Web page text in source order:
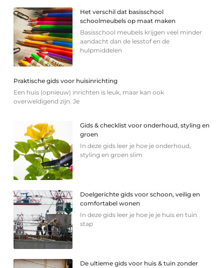
Het verschil dat basisschool
schoolmeubels op maat maken
Basisschool meubels krijgen veel minder
aandacht dan de lesstof en de
hulpmiddelen
Praktische gids voor huisinrichting
Een huis (opnieuw) inrichten is leuk, maar kan ook
overweldigend zijn. Je
Gids & checklist voor onderhoud, styling en
groen
In deze gids leer je hoe je onderhoud,
styling en groen slim
Doelgerichte gids voor schoon, veilig en
comfortabel wonen
In deze gids leer je hoe je je huis en tuin
stap
De ultieme gids voor huis & tuin zonder